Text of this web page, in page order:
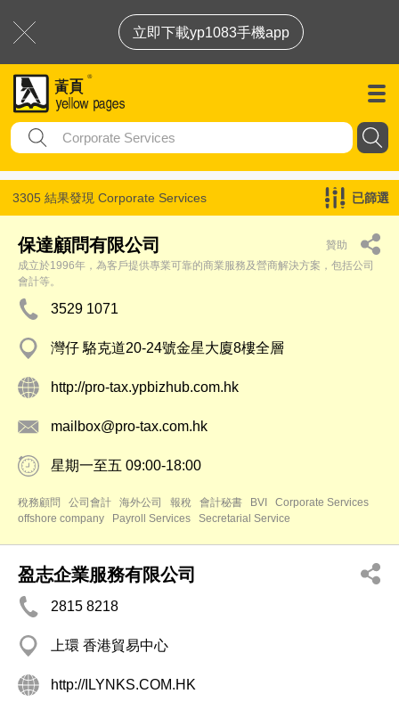
立即下載yp1083手機app
3305 結果發現 Corporate Services 已篩選
保達顧問有限公司
贊助
成立於1996年，為客戶提供專業可靠的商業服務及營商解決方案，包括公司
會計等。
3529 1071
灣仔 駱克道20-24號金星大廈8樓全層
http://pro-tax.ypbizhub.com.hk
mailbox@pro-tax.com.hk
星期一至五 09:00-18:00
稅務顧問 公司會計 海外公司 報稅 會計秘書 BVI
Corporate Services
offshore company
Payroll Services Secretarial Service
盈志企業服務有限公司
2815 8218
上環 香港貿易中心
http://ILYNKS.COM.HK